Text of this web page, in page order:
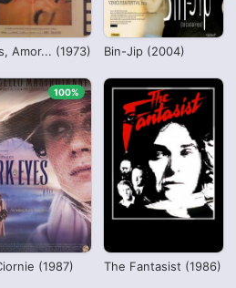
Amor... (1973) Bin-Jip (2004)
(1987)
100%
The Fantasist (1986)